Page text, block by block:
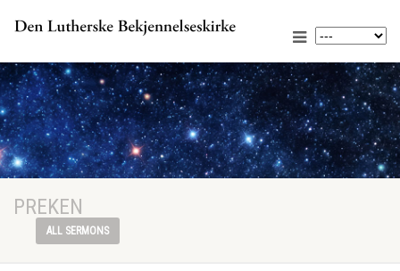
PREKEN
ALL SERMONS